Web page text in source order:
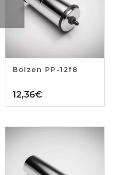
Bolzen PP-12f8
12,36€